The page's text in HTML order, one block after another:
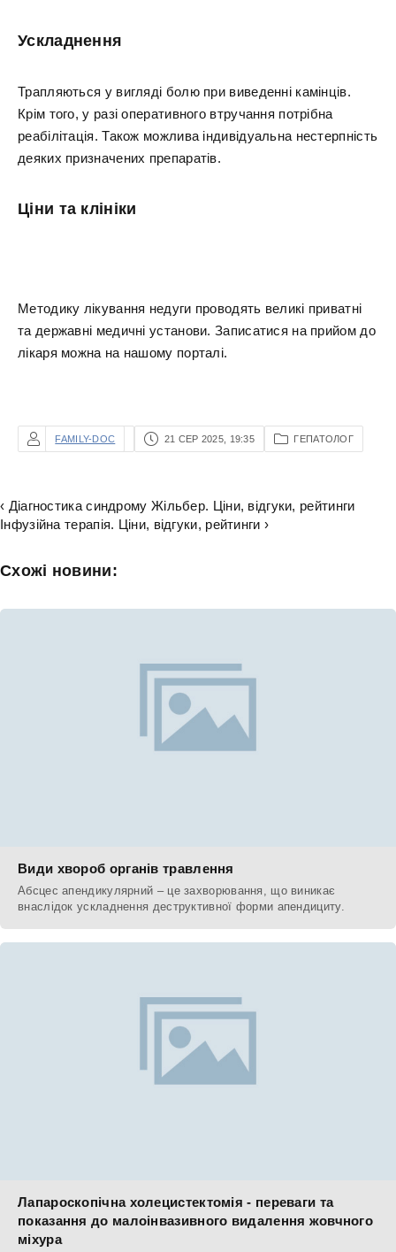
Ускладнення
Трапляються у вигляді болю при виведенні камінців.
Крім того, у разі оперативного втручання потрібна
реабілітація. Також можлива індивідуальна нестерпність
деяких призначених препаратів.
Ціни та клініки
Методику лікування недуги проводять великі приватні
та державні медичні установи. Записатися на прийом до
лікаря можна на нашому порталі.
FAMILY-DOC 21 СЕР 2025, 19:35 ГЕПАТОЛОГ
‹ Діагностика синдрому Жільбер. Ціни, відгуки, рейтинги
Інфузійна терапія. Ціни, відгуки, рейтинги ›
Схожі новини:
Види хвороб органів травлення
Абсцес апендикулярний – це захворювання, що виникає
внаслідок ускладнення деструктивної форми апендициту.
Лапароскопічна холецистектомія - переваги та
показання до малоінвазивного видалення жовчного
міхура